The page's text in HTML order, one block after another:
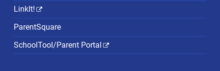
LinkIt!
ParentSquare
SchoolTool/Parent Portal